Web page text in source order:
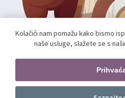
Pratite nas
Kolačići nam pomažu kako bismo
naše usluge, slažete se s